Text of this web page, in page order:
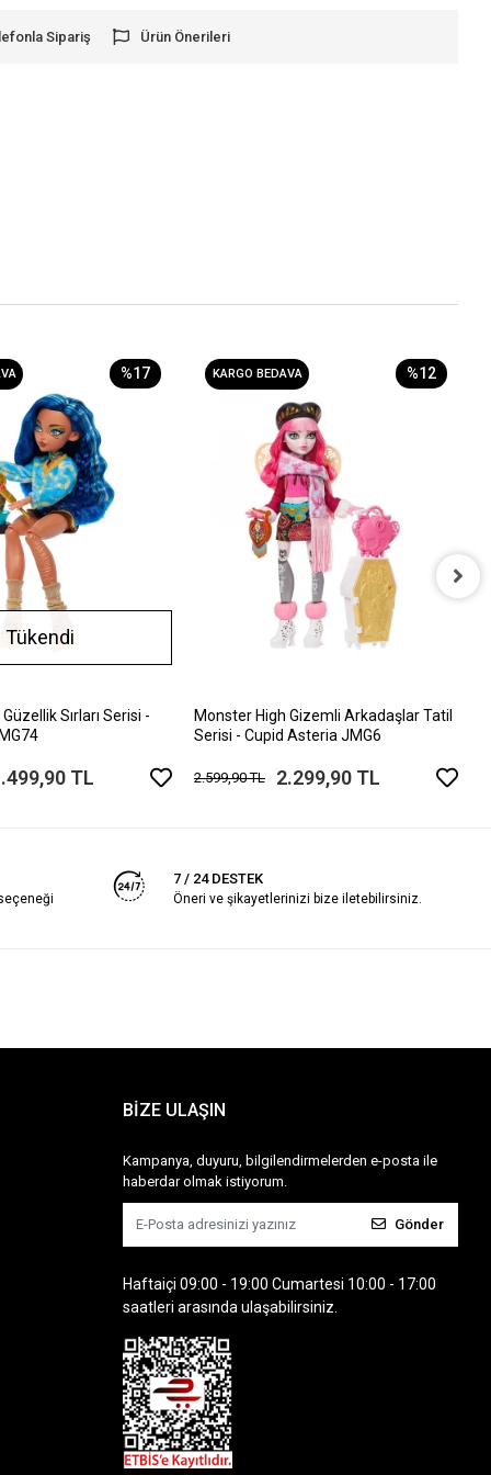
Sipariş Ürün Önerileri
%17
Tükendi
Sırları Serisi -
TL
KARGO BEDAVA %12
Monster High Gizemli Arkadaşlar Tatil
Serisi - Cupid Asteria JMG6
2.599,90 TL 2.299,90 TL
7 / 24 DESTEK
Öneri ve şikayetlerinizi bize iletebilirsiniz.
BİZE ULAŞIN
Kampanya, duyuru, bilgilendirmelerden e-posta ile
haberdar olmak istiyorum.
Gönder
Haftaiçi 09:00 - 19:00 Cumartesi 10:00 - 17:00
saatleri arasında ulaşabilirsiniz.